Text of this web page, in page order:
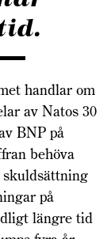
handlar om
av Natos 30
BNP på
behöva
på
längre tid